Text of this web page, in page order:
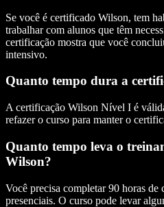
Se você é certificado Wilson, tem
trabalhar com alunos que têm
certificação mostra que você
intensivo.
Quanto tempo dura a
A certificação Wilson Nível I é
refazer o curso para manter o
Quanto tempo leva o
Wilson?
Você precisa completar 90 horas de
presenciais. O curso pode levar